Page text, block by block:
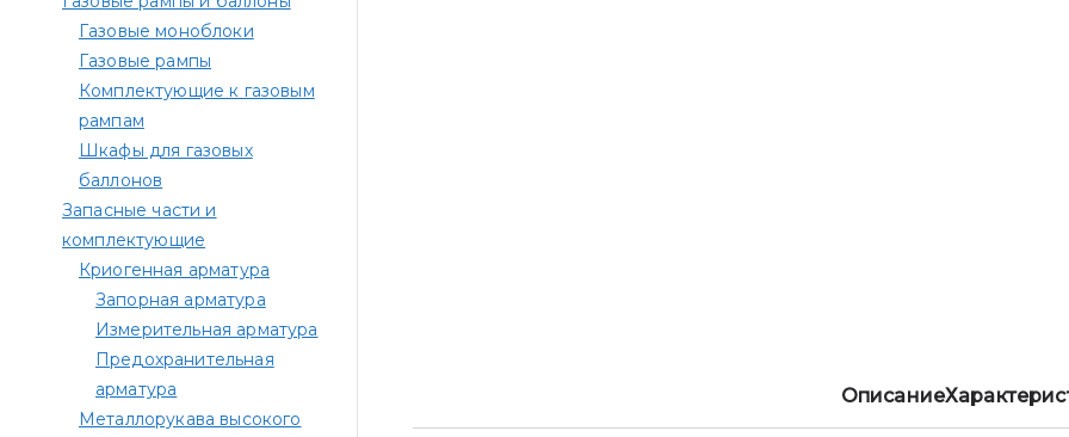
Описание
Газовые моноблоки
Газовые рампы
Комплектующие к газовым
рампам​
Шкафы для газовых
баллонов
Запасные части и
комплектующие
Криогенная арматура
Запорная арматура
Измерительная арматура
Предохранительная
арматура
Металлорукава высокого